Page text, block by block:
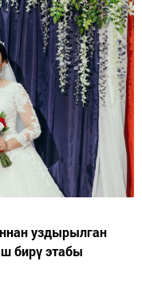
уздырылган
бирү этабы